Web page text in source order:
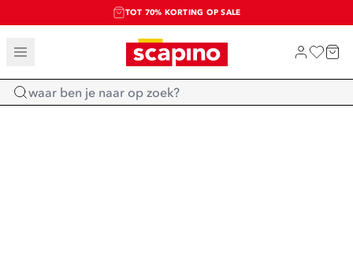
TOT 70% KORTING OP SALE
SALE: LAATSTE KANS!
SHOP NIEUW
Home